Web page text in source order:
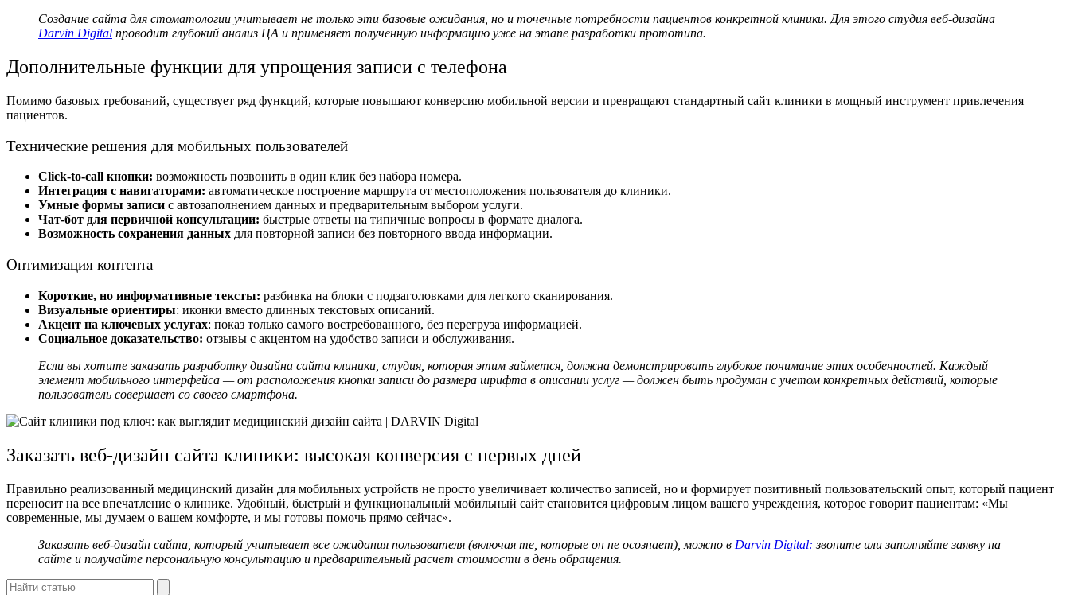
Создание сайта для стоматологии учитывает не только эти базовые ожидания, но и точечные потребности пациентов конкретной клиники. Для этого студия веб-дизайна
Darvin Digital проводит глубокий анализ ЦА и применяет полученную информацию уже на этапе разработки прототипа.
Дополнительные функции для упрощения записи с телефона
Помимо базовых требований, существует ряд функций, которые повышают конверсию мобильной версии и превращают стандартный сайт клиники в мощный инструмент привлечения
пациентов.
Технические решения для мобильных пользователей
Click-to-call кнопки: возможность позвонить в один клик без набора номера.
Интеграция с навигаторами: автоматическое построение маршрута от местоположения пользователя до клиники.
Умные формы записи с автозаполнением данных и предварительным выбором услуги.
Чат-бот для первичной консультации: быстрые ответы на типичные вопросы в формате диалога.
Возможность сохранения данных для повторной записи без повторного ввода информации.
Оптимизация контента
Короткие, но информативные тексты: разбивка на блоки с подзаголовками для легкого сканирования.
Визуальные ориентиры: иконки вместо длинных текстовых описаний.
Акцент на ключевых услугах: показ только самого востребованного, без перегруза информацией.
Социальное доказательство: отзывы с акцентом на удобство записи и обслуживания.
Если вы хотитезаказать разработку дизайна сайта клиники, студия, которая этим займется, должна демонстрировать глубокое понимание этих особенностей. Каждый
элемент мобильного интерфейса — от расположения кнопки записи до размера шрифта в описании услуг — должен быть продуман с учетом конкретных действий, которые
пользователь совершает со своего смартфона.
Заказать веб-дизайн сайта клиники: высокая конверсия с первых дней
Правильно реализованный медицинский дизайн для мобильных устройств не просто увеличивает количество записей, но и формирует позитивный пользовательский опыт, который пациент
переносит на все впечатление о клинике. Удобный, быстрый и функциональный мобильный сайт становится цифровым лицом вашего учреждения, которое говорит пациентам: «Мы
современные, мы думаем о вашем комфорте, и мы готовы помочь прямо сейчас».
Заказать веб-дизайн сайта, который учитывает все ожидания пользователя (включая те, которые он не осознает), можно в Darvin Digital: звоните или заполняйте заявку на
сайте и получайте персональную консультацию и предварительный расчет стоимости в день обращения.